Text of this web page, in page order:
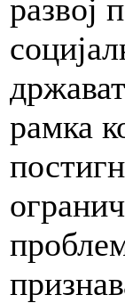
развој
рамка